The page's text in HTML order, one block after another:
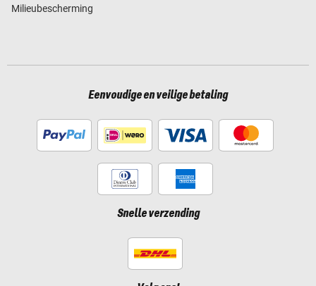
Milieubescherming
Eenvoudige en veilige betaling
Snelle verzending